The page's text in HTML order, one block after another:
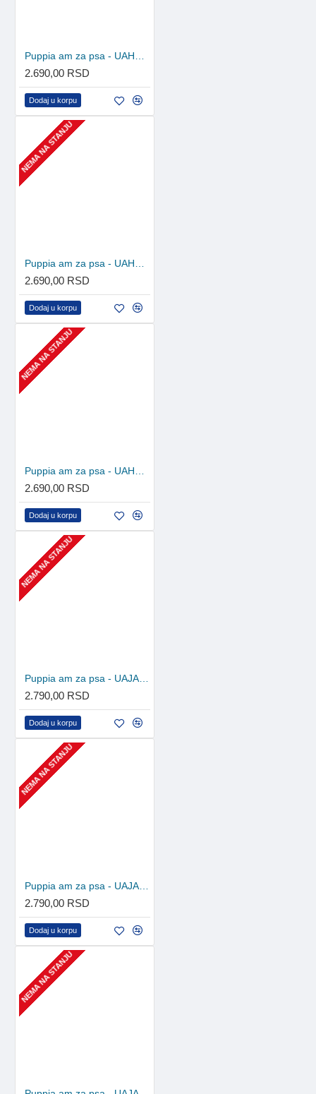
2.690,00 RSD
Dodaj u korpu
NEMA NA STANJU
2.690,00 RSD
Dodaj u korpu
NEMA NA STANJU
2.690,00 RSD
Dodaj u korpu
NEMA NA STANJU
2.790,00 RSD
Dodaj u korpu
NEMA NA STANJU
2.790,00 RSD
Dodaj u korpu
NEMA NA STANJU